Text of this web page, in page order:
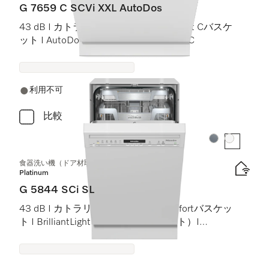
G 7659 C SCVi XXL AutoDos
43 dB I カトラリートレイ I ExtraComfort Cバスケ
ット I AutoDos I 高温洗浄・すすぎ 75 °C
利用不可
比較
カラー:カラー:
食器洗い機（ドア材取付専用タイプ、45 cm）
Platinum
G 5844 SCi SL
43 dB I カトラリートレイ I MaxiComfortバスケッ
ト I BrilliantLight（ブリリアントライト）I